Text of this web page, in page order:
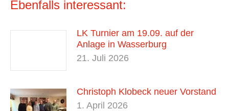
Ebenfalls interessant:
LK Turnier am 19.09. auf der
Anlage in Wasserburg
21. Juli 2026
Christoph Klobeck neuer Vorstand
1. April 2026